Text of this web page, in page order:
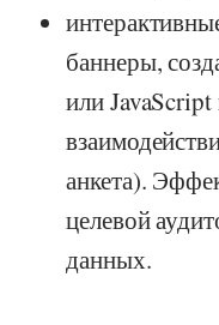
баннеры,
или
анкета).
целевой
данных.